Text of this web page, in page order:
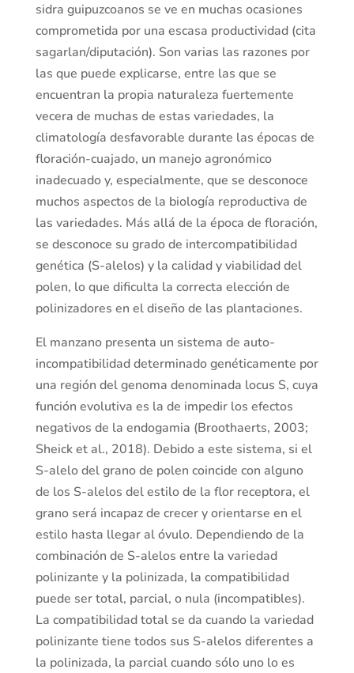
sidra guipuzcoanos se ve en muchas ocasiones
comprometida por una escasa productividad (cita
sagarlan/diputación). Son varias las razones por
las que puede explicarse, entre las que se
encuentran la propia naturaleza fuertemente
vecera de muchas de estas variedades, la
climatología desfavorable durante las épocas de
floración-cuajado, un manejo agronómico
inadecuado y, especialmente, que se desconoce
muchos aspectos de la biología reproductiva de
las variedades. Más allá de la época de floración,
se desconoce su grado de intercompatibilidad
genética (S-alelos) y la calidad y viabilidad del
polen, lo que dificulta la correcta elección de
polinizadores en el diseño de las plantaciones.
El manzano presenta un sistema de auto-
incompatibilidad determinado genéticamente por
una región del genoma denominada locus S, cuya
función evolutiva es la de impedir los efectos
negativos de la endogamia (Broothaerts, 2003;
Sheick et al., 2018). Debido a este sistema, si el
S-alelo del grano de polen coincide con alguno
de los S-alelos del estilo de la flor receptora, el
grano será incapaz de crecer y orientarse en el
estilo hasta llegar al óvulo. Dependiendo de la
combinación de S-alelos entre la variedad
polinizante y la polinizada, la compatibilidad
puede ser total, parcial, o nula (incompatibles).
La compatibilidad total se da cuando la variedad
polinizante tiene todos sus S-alelos diferentes a
la polinizada, la parcial cuando sólo uno lo es